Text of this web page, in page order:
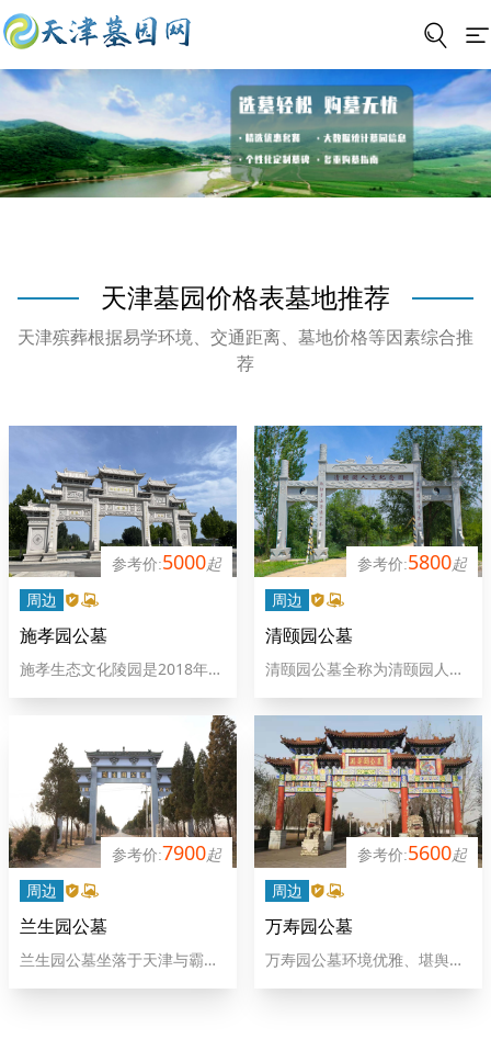
天津墓园价格表墓地推荐
天津殡葬根据易学环境、交通距离、墓地价格等因素综合推
荐
5000起
周边
施孝园公墓
施孝生态文化陵园是2018年经
的固安县合法经营性陵园，地
理位置优越地处于京津冀核心
区中心地段.
5800起
周边
清颐园公墓
清颐园公墓全称为清颐园人文
续！取静于山寄情于水，虚怀
若竹清气若兰！天津清颐园公
墓园区位于京台高速（廊沧
段）文安出口6公里处，距北
京南五环一小时车程。距雄安
新区30公里。园区用材考究，
品种多样，较好高。园区位于
美丽的大清河畔，周边景点
多，是春冬两季温泉健康之
旅，夏秋两季休闲采摘的好去
雅致，颐养天年，荫泽后人的
堪舆佳地。
7900起
周边
兰生园公墓
兰生园公墓坐落于天津与霸州
5600起
周边
万寿园公墓
万寿园公墓环境优雅、堪舆很